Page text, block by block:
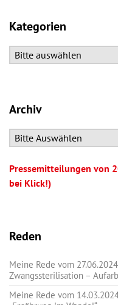
Kategorien
Archiv
Pressemitteilungen von
bei Klick!)
Reden
Meine Rede vom
Zwangssterilisation –
Meine Rede vom